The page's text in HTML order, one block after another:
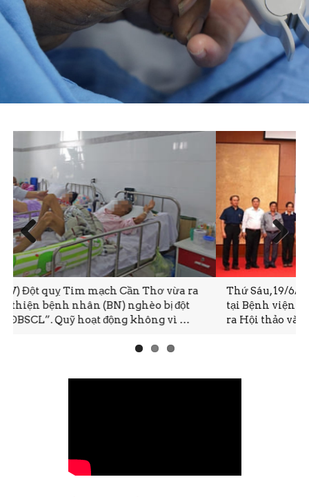
Thứ Sáu, 19/6/2020 11:28(ĐTTTO)- Sáng nay 19-6,
tại Bệnh viện Đột quỵ Tim mạch Cần Thơ đã diễn
ra Hội thảo và Đào tạo y khoa liên tục CME. Đây …
Prev
ious
Next